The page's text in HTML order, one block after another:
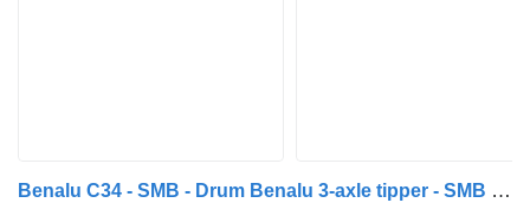
Benalu C34 - SMB - Drum Benalu 3-axle tipper - SMB axles - Drum brakes